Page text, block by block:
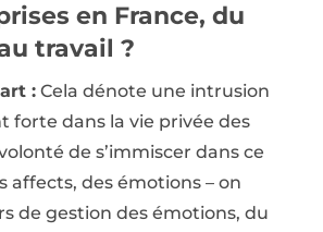
en France, du
travail ?
:Cela dénote une intrusion
forte dans la vie privée des
de s’immiscer dans ce
affects, des émotions – on
de gestion des émotions, du